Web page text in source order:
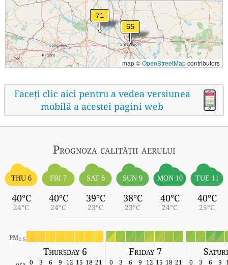
map ©OpenStreetMapcontributors
Faceți clic aici pentru a vedea versiunea
mobilă a acestei pagini web
Prognoza calității aerului
THU 6
40°C
24°C
FRI 7
40°C
24°C
SAT 8
39°C
23°C
SUN 9
38°C
23°C
MON 10
40°C
24°C
TUE 11
40°C
25°C
PM2.5
Thursday 6 Friday 7
0 3 6 9 12 15 18 21 0 3 6 9 12 15 18 21 0 3 6 9